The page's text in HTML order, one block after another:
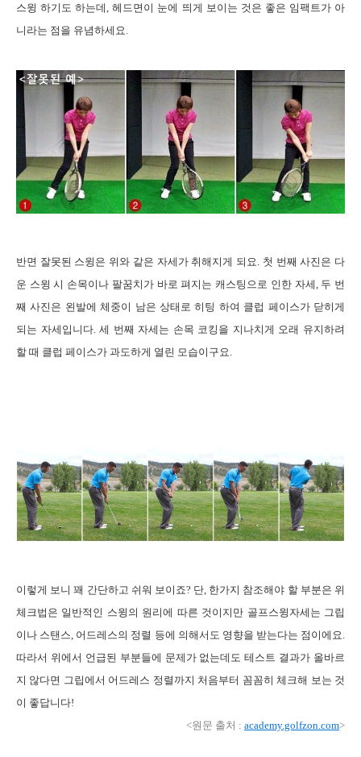
스윙 하기도 하는데 ,헤드면이 눈에 띄게 보이는 것은 좋은 임팩트가 아
니라는 점을 유념하세요
반면 잘못된 스윙은 위와 같은 자세가 취해지게 되요
첫 번째 사진은 다
운 스윙 시 손목이나 팔꿈치가 바로 펴지는 캐스팅으로 인한 자세 두 번
째 사진은 왼발에 체중이 남은 상태로 히팅 하여 클럽 페이스가 닫히게
되는 자세입니다.세 번째 자세는 손목 코킹을 지나치게 오래 유지하려
할 때 클럽 페이스가 과도하게 열린 모습이구요
이렇게 보니 꽤 간단하고 쉬워 보이죠? 단, 한가지 참조해야 할 부분은 위
체크법은 일반적인 스윙의 원리에 따른 것이지만 골프스윙자세는 그립
이나 스탠스, 어드레스의 정렬 등에 의해서도 영향을 받는다는 점이에요.
따라서 위에서 언급된 부분들에 문제가 없는데도 테스트 결과가 올바르
지 않다면 그립에서 어드레스 정렬까지 처음부터 꼼꼼히 체크해 보는 것
이 좋답니다!
<원문 출처 : academy.golfzon.com>